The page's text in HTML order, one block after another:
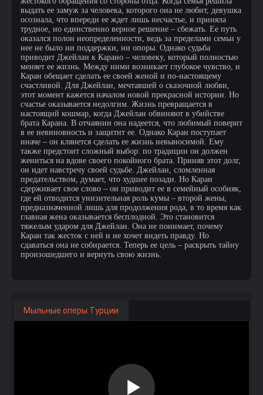
выдать ее замуж за человека, которого она не любит, девушка
осознала, что впереди ее ждет лишь несчастье, и приняла
трудное, но единственно верное решение – сбежать. Ее путь
оказался полон неопределенности, ведь за пределами семьи у
нее не было ни поддержки, ни опоры. Однако судьба
приводит Джейлан к Каранo – человеку, который полностью
меняет ее жизнь. Между ними возникает глубокое чувство, и
Каран обещает сделать ее своей женой и по-настоящему
счастливой. Для Джейлан, мечтавшей о сказочной любви,
этот момент кажется началом новой прекрасной истории. Но
счастье оказывается недолгим. Жизнь превращается в
настоящий кошмар, когда Джейлан обвиняют в убийстве
брата Карана. В отчаянии она надеется, что любимый поверит
в ее невиновность и защитит ее. Однако Каран поступает
иначе – он клянется сделать ее жизнь невыносимой. Ему
также предстоит сложный выбор: по традиции он должен
жениться на вдове своего покойного брата. Приняв этот долг,
он идет навстречу своей судьбе. Джейлан, сломленная
предательством, думает, что худшее позади. Но Каран
сдерживает свое слово – он приводит ее в семейный особняк,
где ей отводится унизительная роль кумы – второй жены,
предназначенной лишь для продолжения рода, в то время как
главная жена оказывается бесплодной. Это становится
тяжелым ударом для Джейлан. Она не понимает, почему
Каран так жесток с ней и не хочет видеть правду. Но
сдаваться она не собирается. Теперь ее цель – раскрыть тайну
произошедшего и вернуть свою жизнь.
Мыльные оперы Турции